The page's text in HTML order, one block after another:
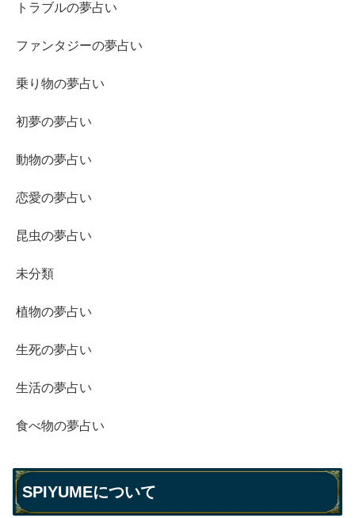
トラブルの夢占い
ファンタジーの夢占い
乗り物の夢占い
初夢の夢占い
動物の夢占い
恋愛の夢占い
昆虫の夢占い
未分類
植物の夢占い
生死の夢占い
生活の夢占い
食べ物の夢占い
SPIYUMEについて